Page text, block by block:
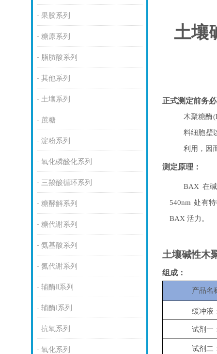
果胶系列
糖原系列
脂肪酸系列
其他系列
土壤系列
蔗糖
淀粉系列
氧化磷酸化系列
三羧酸循环系列
糖酵解系列
糖代谢系列
氨基酸系列
氮代谢系列
辅酶Ⅱ系列
辅酶Ⅰ系列
抗氧系列
氧化系列
土壤
正式测定前务
木聚糖酶
料细胞壁
利用，因
测定原理：
BAX 在
540nm 处有
BAX 活力。
土壤碱性木
组成：
产品名
缓冲液
试剂一
试剂二